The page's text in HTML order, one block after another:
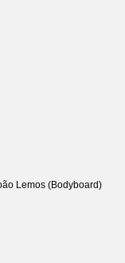
Lemos (Bodyboard)